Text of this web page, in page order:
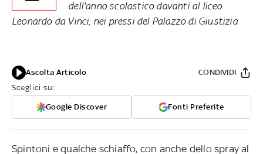
dell'anno scolastico davanti al liceo
Leonardo da Vinci, nei pressi del Palazzo di Giustizia
Ascolta Articolo
Sceglici su:
Google Discover Fonti Preferite
CONDIVIDI
Spintoni e qualche schiaffo, con anche dello spray al